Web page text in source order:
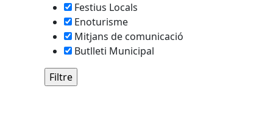
Festius Locals
Enoturisme
Mitjans de comunicació
Butlleti Municipal